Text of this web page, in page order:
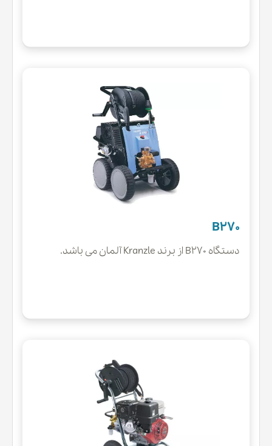
B270
دستگاه B270 از برند Kranzle آلمان می باشد.